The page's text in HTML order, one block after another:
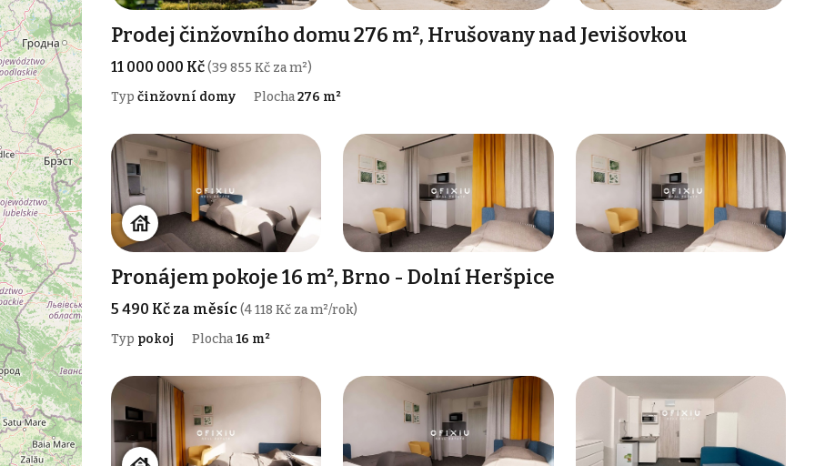
Prodej činžovního domu 276 m², Hrušovany nad Jevišovkou
11 000 000 Kč(39 855 Kč za m²)
Typ činžovní domy Plocha276 m²
Pronájem pokoje 16 m², Brno - Dolní Heršpice
5 490 Kč za měsíc(4 118 Kč za m²/rok)
Typ pokoj Plocha16 m²